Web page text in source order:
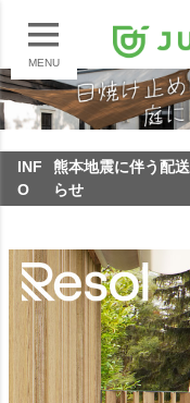
MENU
INF
O
熊本地震に伴う配
らせ